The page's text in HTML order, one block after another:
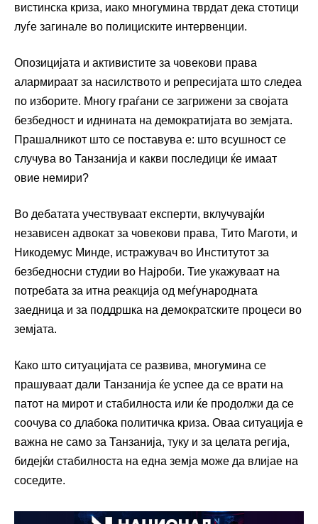
вистинска криза, иако многумина тврдат дека стотици
луѓе загинале во полициските интервенции.
Опозицијата и активистите за човекови права
алармираат за насилството и репресијата што следеа
по изборите. Многу граѓани се загрижени за својата
безбедност и иднината на демократијата во земјата.
Прашалникот што се поставува е: што всушност се
случува во Танзанија и какви последици ќе имаат
овие немири?
Во дебатата учествуваат експерти, вклучувајќи
независен адвокат за човекови права, Тито Маготи, и
Никодемус Минде, истражувач во Институтот за
безбедносни студии во Најроби. Тие укажуваат на
потребата за итна реакција од меѓународната
заедница и за поддршка на демократските процеси во
земјата.
Како што ситуацијата се развива, многумина се
прашуваат дали Танзанија ќе успее да се врати на
патот на мирот и стабилноста или ќе продолжи да се
соочува со длабока политичка криза. Оваа ситуација е
важна не само за Танзанија, туку и за целата регија,
бидејќи стабилноста на една земја може да влијае на
соседите.